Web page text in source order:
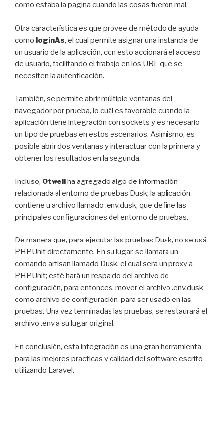
como estaba la pagina cuando las cosas fueron mal.
Otra característica es que provee de método de ayuda
como loginAs, el cual permite asignar una instancia de
un usuario de la aplicación, con esto accionará el acceso
de usuario, facilitando el trabajo en los URL que se
necesiten la autenticación.
También, se permite abrir múltiple ventanas del
navegador por prueba, lo cuál es favorable cuando la
aplicación tiene integración con sockets y es necesario
un tipo de pruebas en estos escenarios. Asimismo, es
posible abrir dos ventanas y interactuar con la primera y
obtener los resultados en la segunda.
Incluso, Otwellha agregado algo de información
relacionada al entorno de pruebas Dusk; la aplicación
contiene u archivo llamado .env.dusk, que define las
principales configuraciones del entorno de pruebas.
De manera que, para ejecutar las pruebas Dusk, no se usá
PHPUnit directamente. En su lugar, se llamara un
comando artisan llamado Dusk, el cual sera un proxy a
PHPUnit; esté hará un respaldo del archivo de
configuración, para entonces, mover el archivo .env.dusk
como archivo de configuración para ser usado en las
pruebas. Una vez terminadas las pruebas, se restaurará el
archivo .env a su lugar original.
En conclusión, esta integración es una gran herramienta
para las mejores practicas y calidad del software escrito
utilizando Laravel.